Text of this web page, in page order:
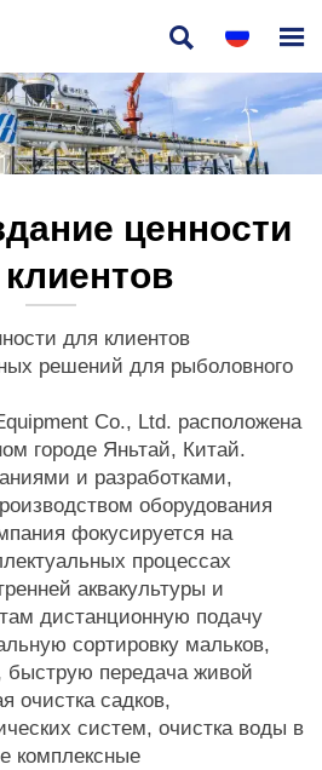
 
ценности
для клиентов
решений для рыболовного
Co., Ltd. расположена
городе Яньтай, Китай.
и разработками,
оборудования
фокусируется на
процессах
аквакультуры и
дистанционную подачу
сортировку мальков,
передача живой
очистка садков,
систем, очистка воды в
комплексные